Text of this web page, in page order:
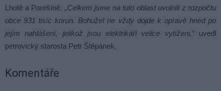
Lhotě a Porešíně. „Celkem jsme na tuto oblast uvolnili z rozpočtu
obce 931 tisíc korun. Bohužel ne vždy dojde k opravě hned po
jejím nahlášení, jelikož jsou elektrikáři velice vytíženi,“uvedl
petrovický starosta Petr Štěpánek.
Komentáře